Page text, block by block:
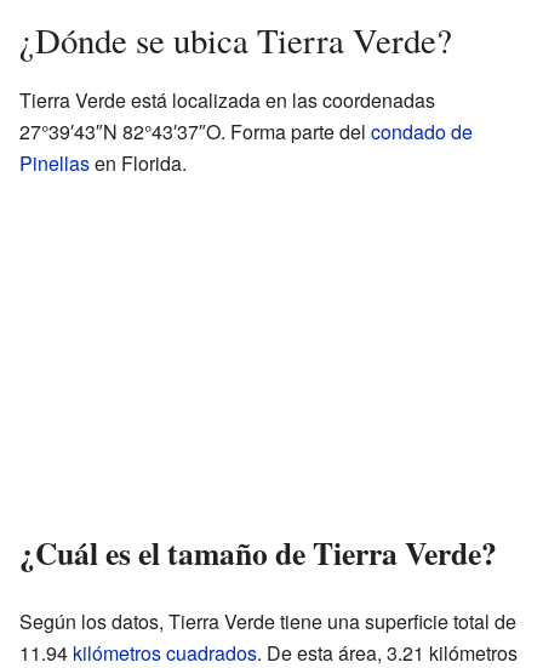
¿Dónde se ubica Tierra Verde?
Tierra Verde está localizada en las coordenadas
27°39′43″N 82°43′37″O. Forma parte del condado de
Pinellasen Florida.
¿Cuál es el tamaño de Tierra Verde?
Según los datos, Tierra Verde tiene una superficie total de
11.94 kilómetros cuadrados. De esta área, 3.21 kilómetros